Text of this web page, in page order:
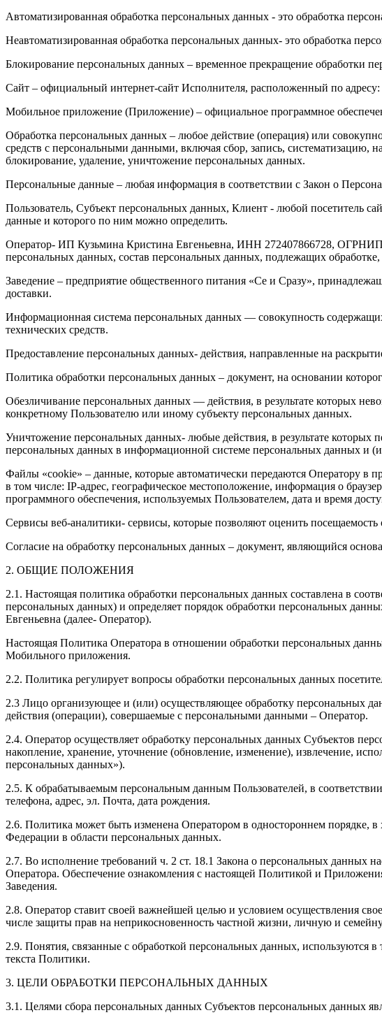
Автоматизированная обработка персональных данных - это обработка
Неавтоматизированная обработка персональных данных- это обработка
Блокирование персональных данных – временное прекращение обработки
Сайт – официальный интернет-сайт Исполнителя, расположенный по адресу:
Мобильное приложение (Приложение) – официальное программное
Обработка персональных данных – любое действие (операция) или
средств с персональными данными, включая сбор, запись, систематизацию,
блокирование, удаление, уничтожение персональных данных.
Персональные данные – любая информация в соответствии с Закон о
Пользователь, Субъект персональных данных, Клиент - любой посетитель
данные и которого по ним можно определить.
Оператор- ИП Кузьмина Кристина Евгеньевна, ИНН 272407866728, ОГРНИП
персональных данных, состав персональных данных, подлежащих
Заведение – предприятие общественного питания «Се и Сразу»,
доставки.
Информационная система персональных данных — совокупность
технических средств.
Предоставление персональных данных- действия, направленные на
Политика обработки персональных данных – документ, на основании
Обезличивание персональных данных — действия, в результате которых
конкретному Пользователю или иному субъекту персональных данных.
Уничтожение персональных данных- любые действия, в результате которых
персональных данных в информационной системе персональных данных и
Файлы «cookie» – данные, которые автоматически передаются Оператору в
в том числе: IP-адрес, географическое местоположение, информация о
программного обеспечения, используемых Пользователем, дата и время
Сервисы веб-аналитики- сервисы, которые позволяют оценить
Согласие на обработку персональных данных – документ, являющийся
2. ОБЩИЕ ПОЛОЖЕНИЯ
2.1. Настоящая политика обработки персональных данных составлена в
персональных данных) и определяет порядок обработки персональных
Евгеньевна (далее- Оператор).
Настоящая Политика Оператора в отношении обработки персональных
Мобильного приложения.
2.2. Политика регулирует вопросы обработки персональных данных
2.3 Лицо организующее и (или) осуществляющее обработку персональных
действия (операции), совершаемые с персональными данными – Оператор.
2.4. Оператор осуществляет обработку персональных данных Субъектов
накопление, хранение, уточнение (обновление, изменение), извлечение,
персональных данных»).
2.5. К обрабатываемым персональным данным Пользователей, в
телефона, адрес, эл. Почта, дата рождения.
2.6. Политика может быть изменена Оператором в одностороннем порядке, в
Федерации в области персональных данных.
2.7. Во исполнение требований ч. 2 ст. 18.1 Закона о персональных данных
Оператора. Обеспечение ознакомления с настоящей Политикой и
Заведения.
2.8. Оператор ставит своей важнейшей целью и условием осуществления
числе защиты прав на неприкосновенность частной жизни, личную и
2.9. Понятия, связанные с обработкой персональных данных, используются
текста Политики.
3. ЦЕЛИ ОБРАБОТКИ ПЕРСОНАЛЬНЫХ ДАННЫХ
3.1. Целями сбора персональных данных Субъектов персональных данных